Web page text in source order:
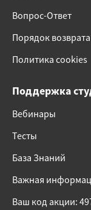
Вопрос-Ответ
Порядок
Политика cookies
Поддержка
Вебинары
Тесты
База Знаний
Важная
Ваш код акции: